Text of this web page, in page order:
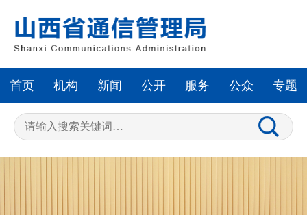
首页 机构 新闻 公开 服务 公众 专题